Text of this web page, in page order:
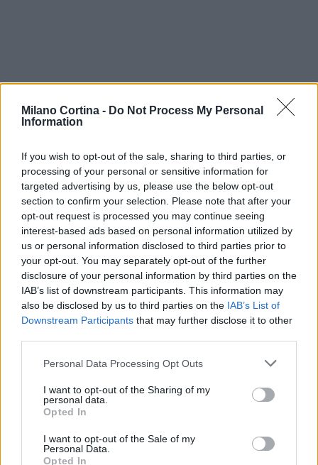
Milano Cortina - Do Not Process My Personal
Information
If you wish to opt-out of the sale, sharing to third parties, or
processing of your personal or sensitive information for
targeted advertising by us, please use the below opt-out
section to confirm your selection. Please note that after your
opt-out request is processed you may continue seeing
interest-based ads based on personal information utilized by
us or personal information disclosed to third parties prior to
your opt-out. You may separately opt-out of the further
disclosure of your personal information by third parties on the
IAB’s list of downstream participants. This information may
also be disclosed by us to third parties on the IAB’s List of
Downstream Participants that may further disclose it to other
Please note that this website/app uses one or more Google
not limited to your visit or usage behaviour. You may click to
grant or deny consent to Google and its third-party tags to
use your data for below specified purposes in below Google
consent section.
Personal Data Processing Opt Outs
I want to opt-out of the Sharing of my
personal data.
Opted In
I want to opt-out of the Sale of my
Personal Data.
Opted In
AUTORE